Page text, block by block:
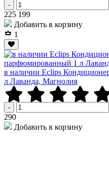
-
225 Р199Р
Добавить в корзину
1
в наличии Eclips
л Лаванда, Магнолия
-
290Р
Добавить в корзину